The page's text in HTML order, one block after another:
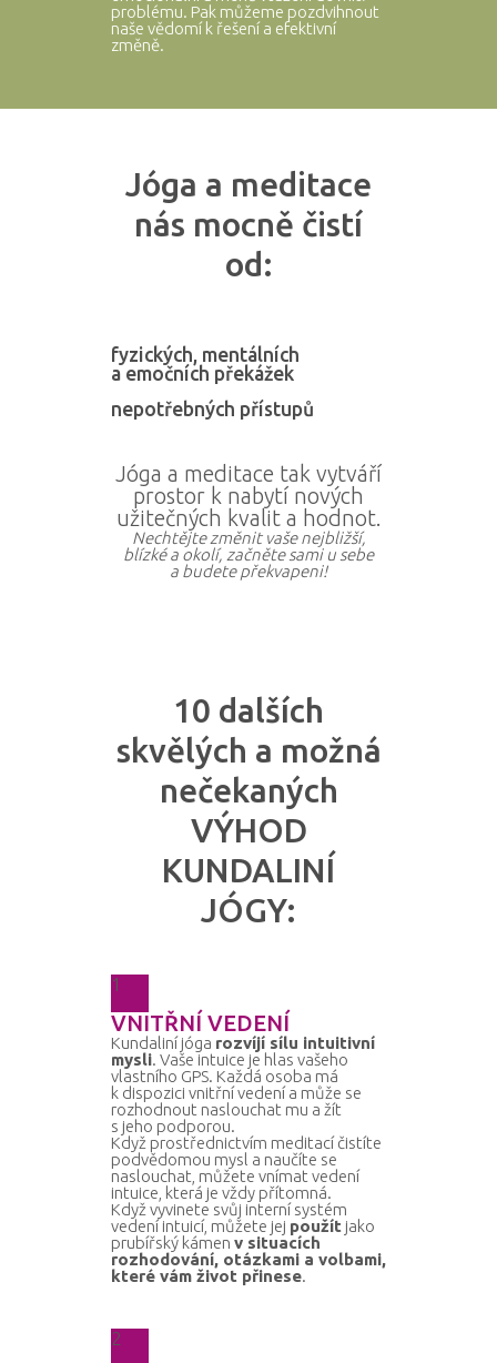
problému. Pak můžeme pozdvihnout
naše vědomí k řešení a efektivní
změně.
Jóga a meditace
nás mocně čistí
od:
fyzických, mentálních
a emočních překážek
nepotřebných přístupů
Jóga a meditace tak vytváří
prostor k nabytí nových
užitečných kvalit a hodnot.
Nechtějte změnit vaše nejbližší,
blízké a okolí, začněte sami u sebe
a budete překvapeni!
10 dalších
skvělých a možná
nečekaných
VÝHOD
KUNDALINÍ
JÓGY:
1
VNITŘNÍ VEDENÍ
Kundaliní jóga rozvíjí sílu intuitivní
mysli. Vaše intuice je hlas vašeho
vlastního GPS. Každá osoba má
k dispozici vnitřní vedení a může se
rozhodnout naslouchat mu a žít
s jeho podporou.
Když prostřednictvím meditací čistíte
podvědomou mysl a naučíte se
naslouchat, můžete vnímat vedení
intuice, která je vždy přítomná.
Když vyvinete svůj interní systém
vedení intuicí, můžete jej použít jako
prubířský kámen v situacích
rozhodování, otázkami a volbami,
které vám život přinese.
2